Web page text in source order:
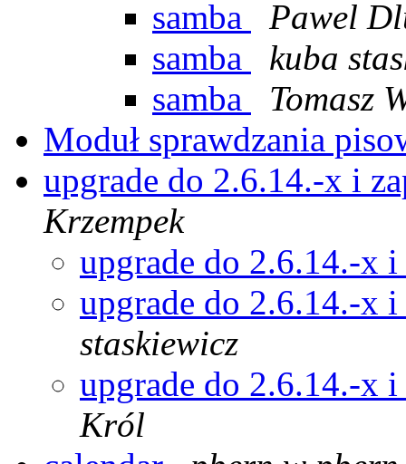
samba
Pawel
samba
kuba
samba
Tomasz
Moduł sprawdzania
upgrade do 2.6.14.-x i
Krzempek
upgrade do 2.6.14.-x
upgrade do 2.6.14.-x
staskiewicz
upgrade do 2.6.14.-x
Król